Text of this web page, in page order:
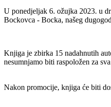
U ponedjeljak 6. ožujka 2023. u
Bockovca - Bocka, našeg
Knjiga je zbirka 15 nadahnutih
nesumnjamo biti raspoložen za
Nakon promocije, knjiga će biti